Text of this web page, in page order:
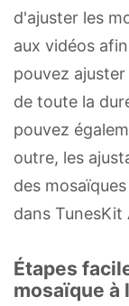
d'ajuster les
aux vidéos
pouvez
de toute la
pouvez
outre, les
des
dans TunesKit
Étapes
mosaïque à